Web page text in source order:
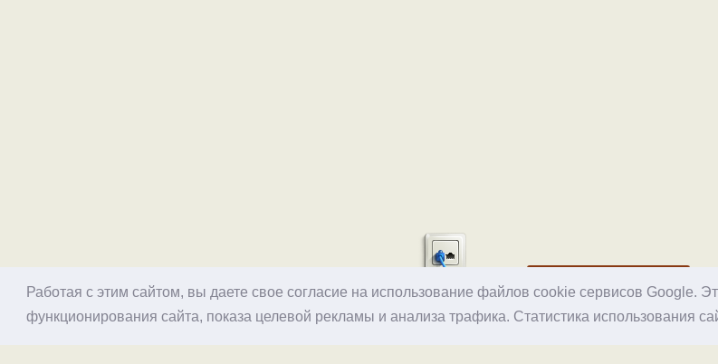
Работая с этим сайтом, вы даете свое согласие на использование файлов cookie сервисов Google.
функционирования сайта, показа целевой рекламы и анализа трафика. Статистика использования
© 1998–2026 Alex Exler